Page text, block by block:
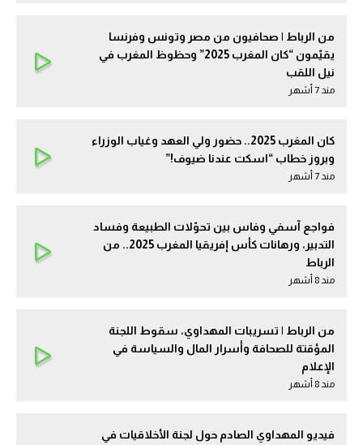
من الرباط | صحافيون من مصر وتونس وفرنسا
يقيّمون “كان المغرب 2025” وحظوظ المغرب في
نيل اللقب
مند 7 أشهر
كان المغرب 2025.. حضور ولي العهد وغياب الوزراء
وبروز خطاب “اسكت عندنا ضيوف!”
مند 7 أشهر
فواجع آسفي وفاس بين تحوّلات الطبيعة وفساد
التدبير، ورهانات كأس إفريقيا المغرب 2025.. من
الرباط
مند 8 أشهر
من الرباط | تسريبات المهداوي، سقوط اللجنة
المؤقتة للصحافة وأسرار المال والسياسة في
الإعلام
مند 8 أشهر
فيديو المهداوي الصادم حول لجنة الأخلاقيات في